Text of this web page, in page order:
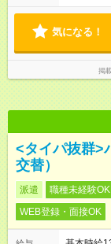
間／休憩1時
おり、よ
していき
気になる！
掲
<タイパ抜群>
交替）
派遣 職種未経験OK
WEB登録・面接OK